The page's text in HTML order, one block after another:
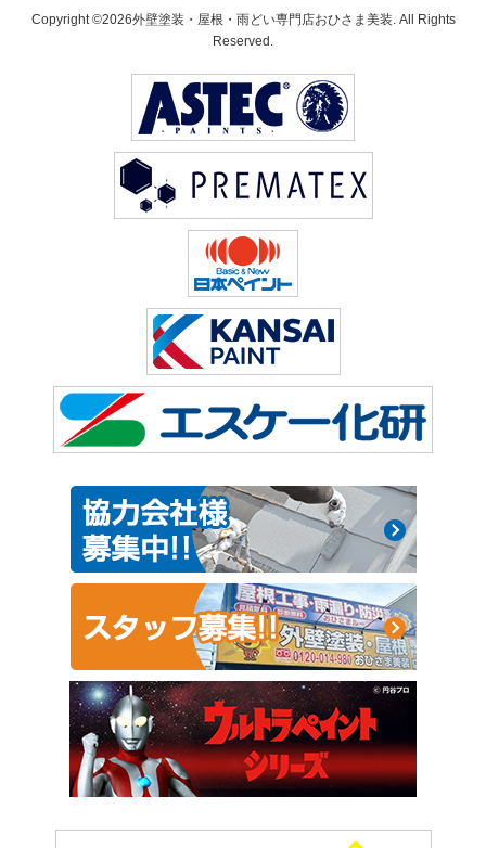
Copyright ©2026外壁塗装・屋根・雨どい専門店おひさま美装. All Rights
Reserved.